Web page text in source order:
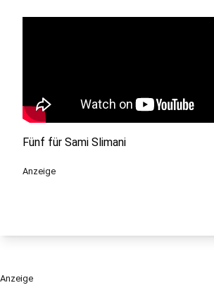
Fünf für Sami Slimani
Anzeige
Anzeige